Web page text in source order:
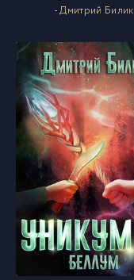
- Дмитрий Билик